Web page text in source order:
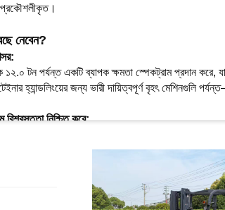
প্রকৌশলীকৃত।
নেবেন?
১২.০ টন পর্যন্ত একটি ব্যাপক ক্ষমতা স্পেকট্রাম প্রদান
হ্যান্ডলিংয়ের জন্য ভারী দায়িত্বপূর্ণ বৃহৎ মেশিনগুলি
বিশ্বস্ততা নিশ্চিত করে:
কম রক্ষণাবেক্ষণ এবং দীর্ঘ সেবা জীবনের জন্য পরিচিত। এই
নকশা করা হুয়াহে ডিজেল ফর্কলিফটগুলি খারাপ ভূখণ্ড এবং